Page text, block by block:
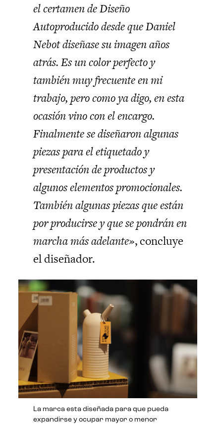
el certamen de Diseño
Autoproducido desde que Daniel
Nebot diseñase su imagen años
atrás. Es un color perfecto y
también muy frecuente en mi
trabajo, pero como ya digo, en esta
ocasión vino con el encargo.
Finalmente se diseñaron algunas
piezas para el etiquetado y
presentación de productos y
algunos elementos promocionales.
También algunas piezas que están
por producirse y que se pondrán en
marcha más adelante», concluye
el diseñador.
La marca esta diseñada para que pueda
expandirse y ocupar mayor o menor